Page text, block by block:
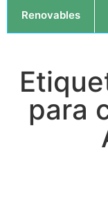
Renovables
para